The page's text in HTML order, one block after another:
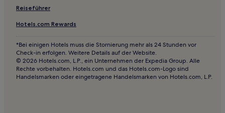
Lgbtqia-Freundliche in Venedig
Haustierfreundliche in Venedig
Familien in Treasure Island
Lgbtqia-Freundliche in Treasure Island
Günstige in Anna Maria
Strand in Strände von Clearwater-St. Pete
Reiseführer
Hotels.com Rewards
*Bei einigen Hotels muss die Stornierung mehr als 24 Stunden vor
Check-in erfolgen. Weitere Details auf der Website.
© 2026 Hotels.com, L.P., ein Unternehmen der Expedia Group. Alle
Rechte vorbehalten. Hotels.com und das Hotels.com-Logo sind
Handelsmarken oder eingetragene Handelsmarken von Hotels.com, L.P.